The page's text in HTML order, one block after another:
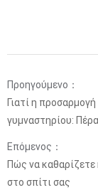
Προηγούμενο：
Γιατί η
γυμναστηρίου:
Επόμενος：
Πώς να καθαρίζετε
στο σπίτι σας